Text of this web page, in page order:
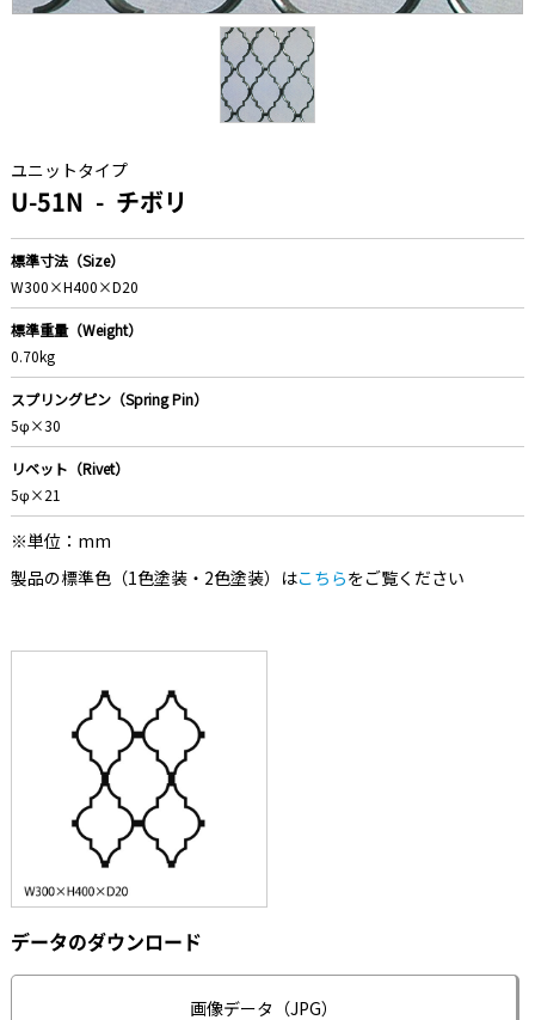
ユニットタイプ
U-51N チボリ
標準寸法（Size）
W300×H400×D20
標準重量（Weight）
0.70kg
スプリングピン（Spring Pin）
5φ×30
リベット（Rivet）
5φ×21
※単位：mm
製品の標準色（1色塗装・2色塗装）はこちらをご覧ください
データのダウンロード
画像データ（JPG）